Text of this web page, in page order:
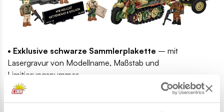
• Exklusive schwarze Sammlerplakette – mit
Lasergravur von Modellname, Maßstab und
Limitierungsnummer.